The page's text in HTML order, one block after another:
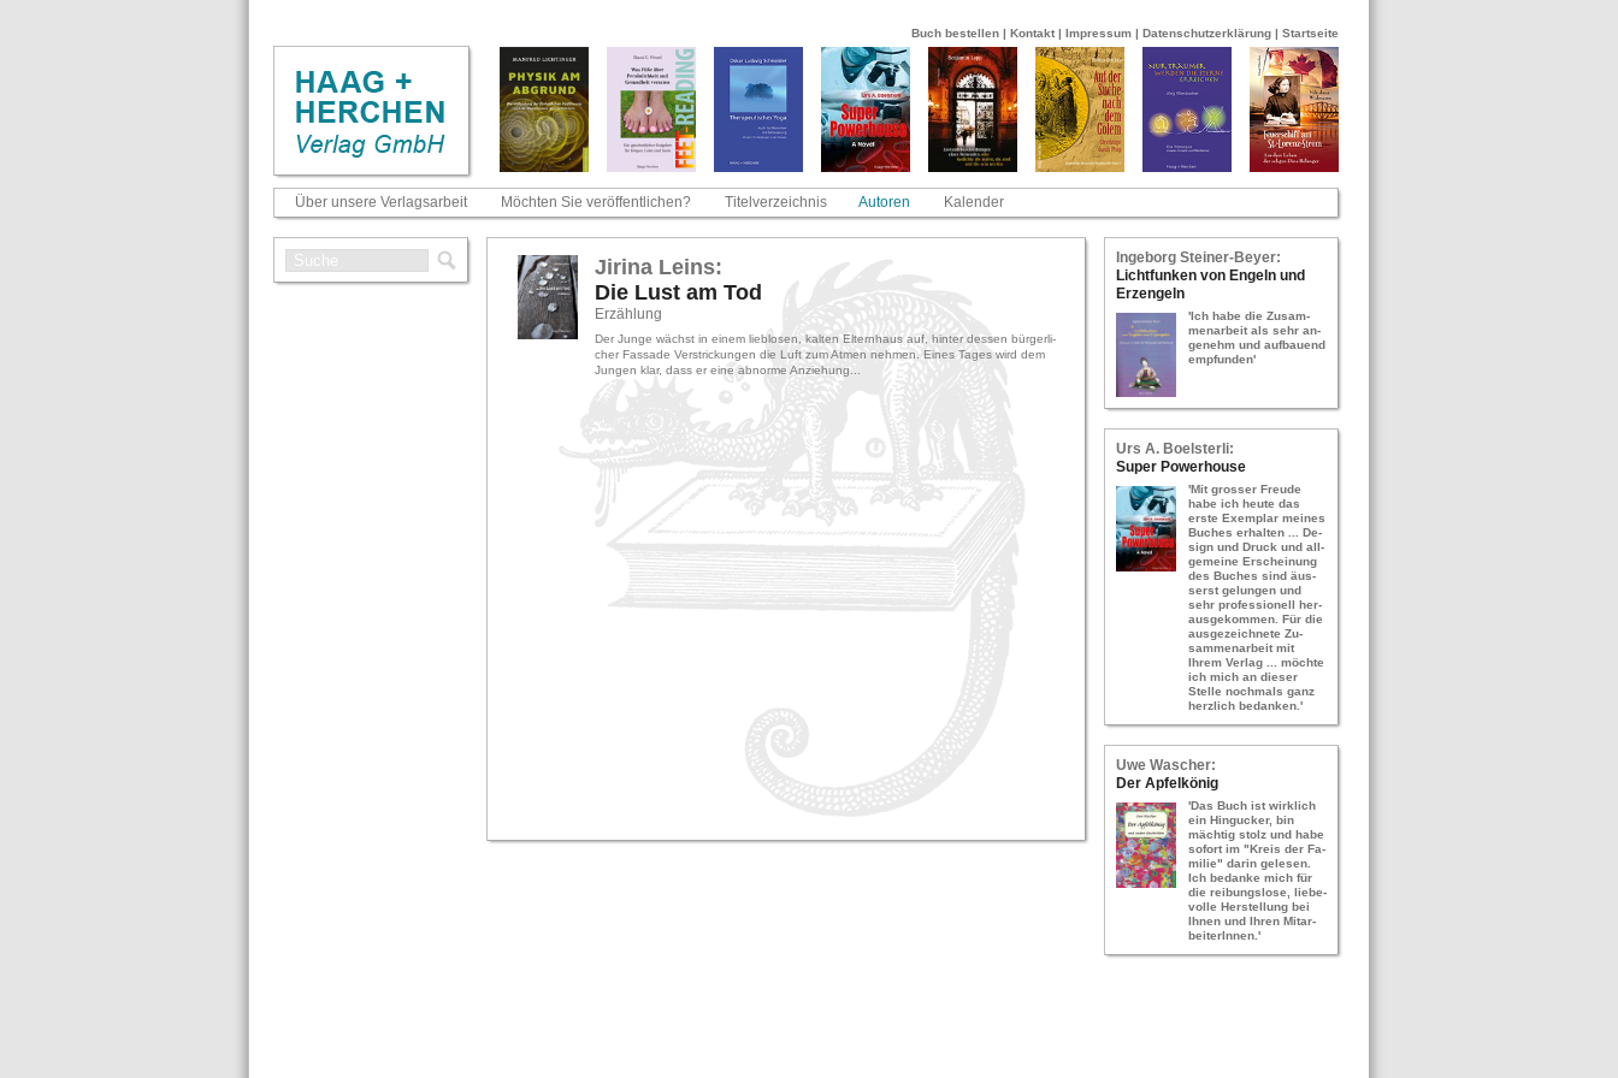
Buch bestellen | Kontakt | Impressum | Datenschutzerklärung | Startseite
Über unsere Verlagsarbeit Möchten Sie veröffentlichen? Titelverzeichnis Autoren Kalender
In­ge­borg Stei­ner-​Bey­er:
Licht­fun­ken von En­geln und
Erz­en­geln
'Ich habe die Zu­sam­
men­ar­beit als sehr an­
ge­nehm und auf­bau­end
emp­fun­den'
Urs A. Bo­els­ter­li:
Super Power­hou­se
'Mit gros­ser Freu­de
habe ich heute das
erste Ex­em­plar mei­nes
Bu­ches er­hal­ten ... De­
sign und Druck und all­
ge­mei­ne Er­schei­nung
des Bu­ches sind äus­
serst ge­lun­gen und
sehr pro­fes­sio­nell her­
aus­ge­kom­men. Für die
aus­ge­zeich­ne­te Zu­
sam­men­ar­beit mit
Ihrem Ver­lag ... möch­te
ich mich an die­ser
Stel­le noch­mals ganz
herz­lich be­dan­ken.'
Uwe Wa­scher:
Der Ap­fel­kö­nig
'Das Buch ist wirk­lich
ein Hin­gu­cker, bin
mäch­tig stolz und habe
so­fort im "Kreis der Fa­
mi­lie" darin ge­le­sen.
Ich be­dan­ke mich für
die rei­bungs­lo­se, lie­be­
vol­le Her­stel­lung bei
Ihnen und Ihren Mit­ar­
bei­te­rIn­nen.'
Ji­ri­na Leins:
Die Lust am Tod
Er­zäh­lung
Der Junge wächst in einem lieb­lo­sen, kal­ten El­tern­haus auf, hin­ter des­sen bür­ger­li­
cher Fas­sa­de Ver­stri­ckun­gen die Luft zum Atmen neh­men. Eines Tages wird dem
Jun­gen klar, dass er eine ab­nor­me An­zie­hung...